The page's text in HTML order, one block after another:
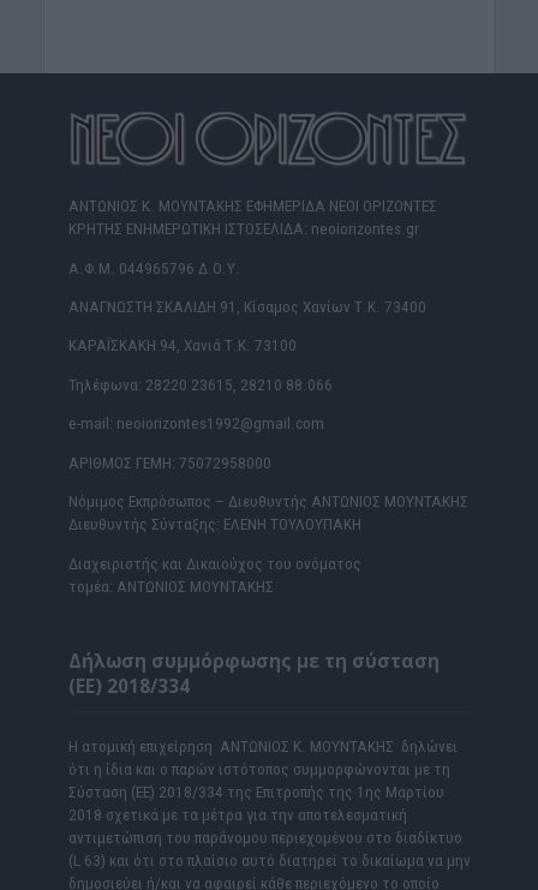
ΑΝΤΩΝΙΟΣ Κ. ΜΟΥΝΤΑΚΗΣ ΕΦΗΜΕΡΙΔΑ ΝΕΟΙ ΟΡΙΖΟΝΤΕΣ
ΚΡΗΤΗΣ ΕΝΗΜΕΡΩΤΙΚΗ ΙΣΤΟΣΕΛΙΔΑ: neoiorizontes.gr
Α.Φ.Μ. 044965796 Δ.Ο.Υ.
ΑΝΑΓΝΩΣΤΗ ΣΚΑΛΙΔΗ 91, Κίσαμος Χανίων Τ.Κ. 73400
ΚΑΡΑΪΣΚΑΚΗ 94, Χανιά Τ.Κ. 73100
Τηλέφωνα: 28220 23615, 28210 88.066
e-mail: neoiorizontes1992@gmail.com
ΑΡΙΘΜΟΣ ΓΕΜΗ: 75072958000
Νόμιμος Εκπρόσωπος – Διευθυντής ΑΝΤΩΝΙΟΣ ΜΟΥΝΤΑΚΗΣ
Διευθυντής Σύνταξης: ΕΛΕΝΗ ΤΟΥΛΟΥΠΑΚΗ
Διαχειριστής και Δικαιούχος του ονόματος
τομέα: ΑΝΤΩΝΙΟΣ ΜΟΥΝΤΑΚΗΣ
Δήλωση συμμόρφωσης με τη σύσταση
(ΕΕ) 2018/334
Η ατομική επιχείρηση ΑΝΤΩΝΙΟΣ Κ. ΜΟΥΝΤΑΚΗΣ δηλώνει
ότι η ίδια και ο παρών ιστότοπος συμμορφώνονται με τη
Σύσταση (ΕΕ) 2018/334 της Επιτροπής της 1ης Μαρτίου
2018 σχετικά με τα μέτρα για την αποτελεσματική
αντιμετώπιση του παράνομου περιεχομένου στο διαδίκτυο
(L 63) και ότι στο πλαίσιο αυτό διατηρεί το δικαίωμα να μην
δημοσιεύει ή/και να αφαιρεί κάθε περιεχόμενο το οποίο